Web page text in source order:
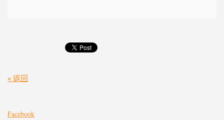
« 返回
Facebook